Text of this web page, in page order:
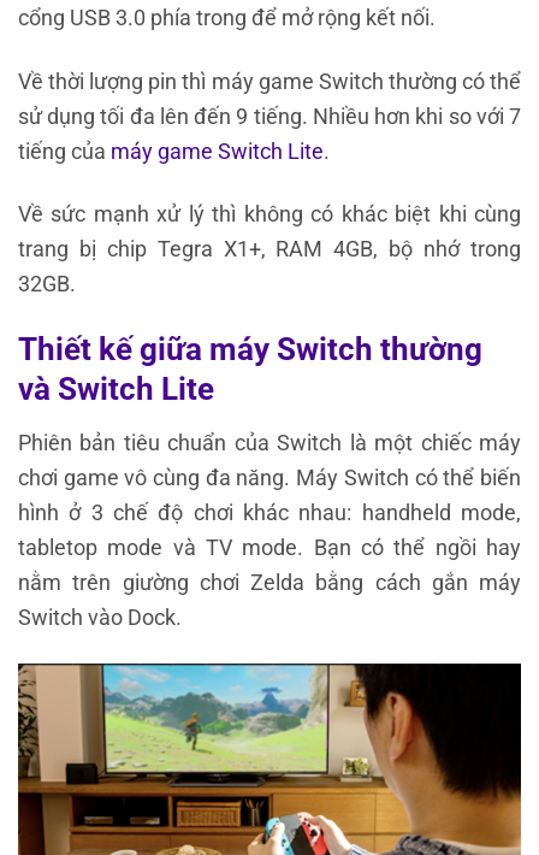
cổng USB 3.0 phía trong để mở rộng kết nối.
Về thời lượng pin thì máy game Switch thường có thể
sử dụng tối đa lên đến 9 tiếng. Nhiều hơn khi so với 7
tiếng của máy game Switch Lite.
Về sức mạnh xử lý thì không có khác biệt khi cùng
trang bị chip Tegra X1+, RAM 4GB, bộ nhớ trong
32GB.
Thiết kế giữa máy Switch thường
và Switch Lite
Phiên bản tiêu chuẩn của Switch là một chiếc máy
chơi game vô cùng đa năng. Máy Switch có thể biến
hình ở 3 chế độ chơi khác nhau: handheld mode,
tabletop mode và TV mode. Bạn có thể ngồi hay
nằm trên giường chơi Zelda bằng cách gắn máy
Switch vào Dock.